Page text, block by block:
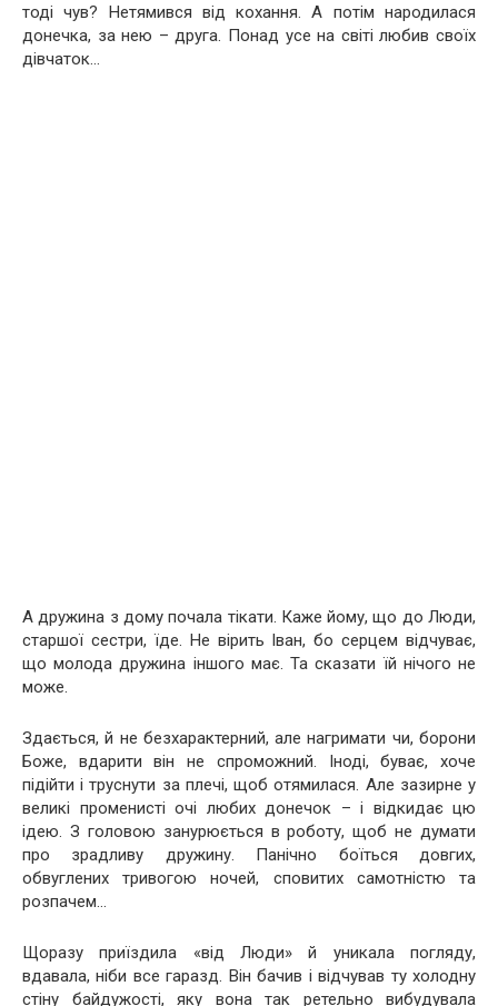
тоді чув? Нетямився від кохання. А потім народилася
донечка, за нею – друга. Понад усе на світі любив своїх
дівчаток…
А дружина з дому почала тікати. Каже йому, що до Люди,
старшої сестри, їде. Не вірить Іван, бо серцем відчуває,
що молода дружина іншого має. Та сказати їй нічого не
може.
Здається, й не безхарактерний, але нагримати чи, борони
Боже, вдарити він не спроможний. Іноді, буває, хоче
підійти і труснути за плечі, щоб отямилася. Але зазирне у
великі променисті очі любих донечок – і відкидає цю
ідею. З головою занурюється в роботу, щоб не думати
про зрадливу дружину. Панічно боїться довгих,
обвуглених тривогою ночей, сповитих самотністю та
розпачем…
Щоразу приїздила «від Люди» й уникала погляду,
вдавала, ніби все гаразд. Він бачив і відчував ту холодну
стіну байдужості, яку вона так ретельно вибудувала